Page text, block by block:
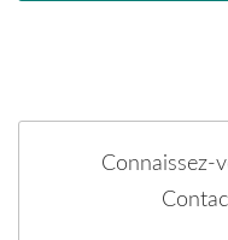
Connaissez-